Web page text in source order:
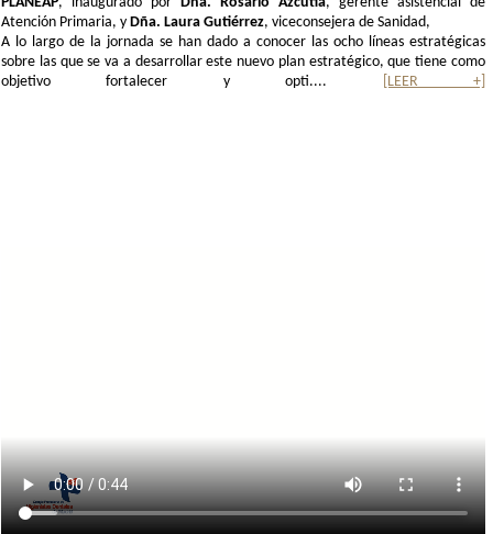
Atención Primaria, y Dña. Laura Gutiérrez, viceconsejera de Sanidad,
A lo largo de la jornada se han dado a conocer las ocho líneas estratégicas
sobre las que se va a desarrollar este nuevo plan estratégico, que tiene como
objetivo fortalecer y opti....
[LEER +]